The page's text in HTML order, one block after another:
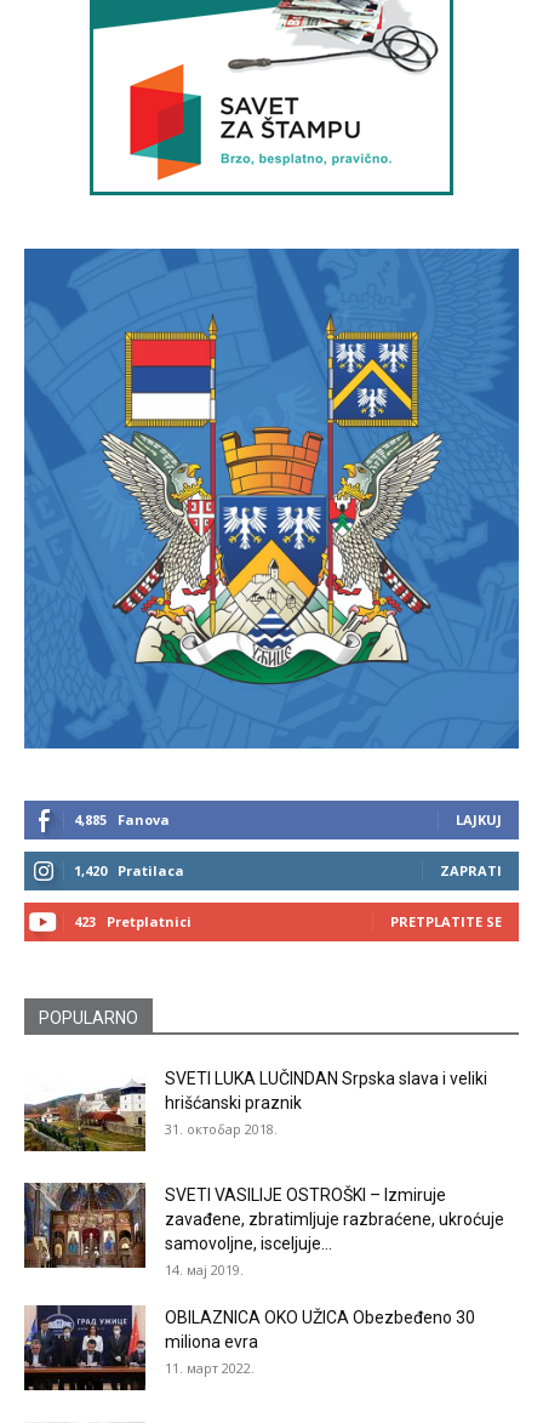
4,885 Fanova LAJKUJ
1,420 Pratilaca ZAPRATI
423 Pretplatnici PRETPLATITE SE
POPULARNO
SVETI LUKA LUČINDAN Srpska slava i veliki
hrišćanski praznik
31. октобар 2018.
SVETI VASILIJE OSTROŠKI – Izmiruje
zavađene, zbratimljuje razbraćene, ukroćuje
samovoljne, isceljuje...
14. мај 2019.
OBILAZNICA OKO UŽICA Obezbeđeno 30
miliona evra
11. март 2022.